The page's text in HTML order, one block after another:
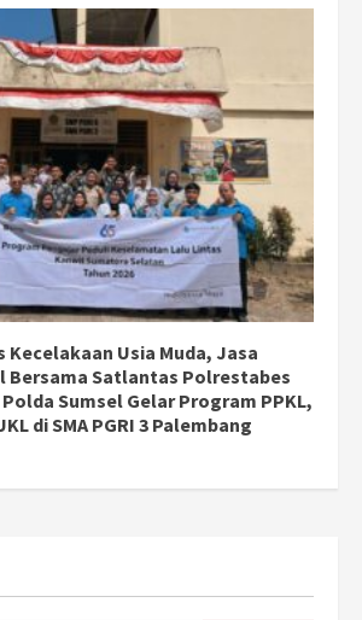
Kecelakaan Usia Muda, Jasa
Bersama Satlantas Polrestabes
Sumsel Gelar Program PPKL,
di SMA PGRI 3 Palembang